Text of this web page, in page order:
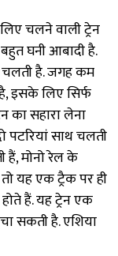
चलने वाली ट्रेन
घनी आबादी है.
है. जगह कम
इसके लिए सिर्फ
का सहारा लेना
पटरियां साथ चलती
मोनो रेल के
यह एक ट्रैक पर ही
हैं. यह ट्रेन एक
सकती है. एशिया